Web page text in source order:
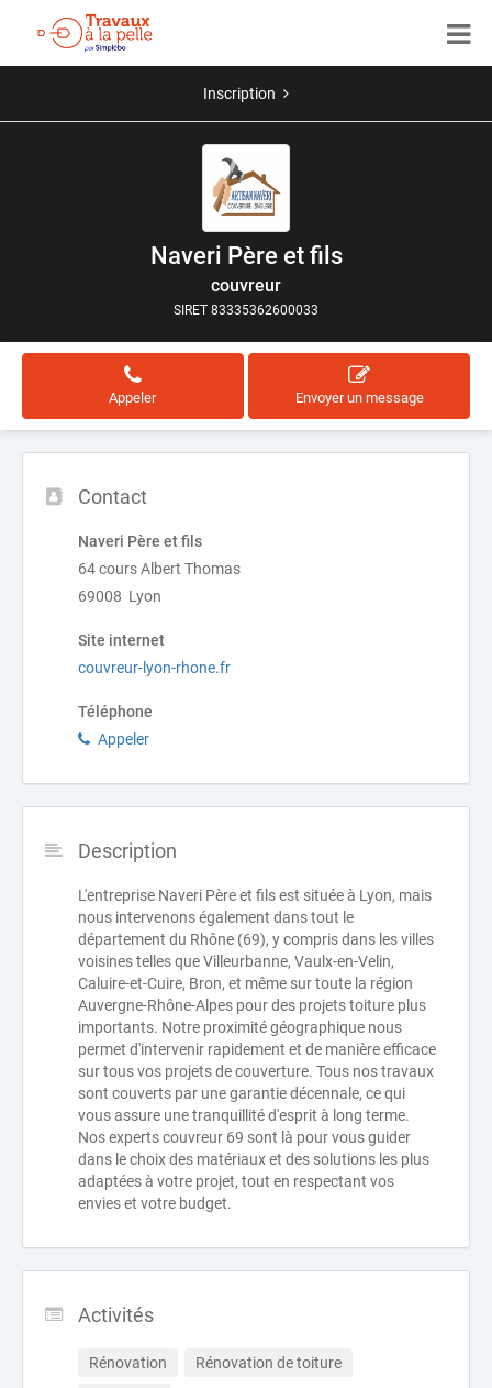
Inscription
Naveri Père et fils
couvreur
SIRET 83335362600033
Appeler Envoyer un message
Contact
Naveri Père et fils
64 cours Albert Thomas
69008 Lyon
Site internet
couvreur-lyon-rhone.fr
Téléphone
Appeler
Description
L'entreprise Naveri Père et fils est située à Lyon, mais
nous intervenons également dans tout le
département du Rhône (69), y compris dans les villes
voisines telles que Villeurbanne, Vaulx-en-Velin,
Caluire-et-Cuire, Bron, et même sur toute la région
Auvergne-Rhône-Alpes pour des projets toiture plus
importants. Notre proximité géographique nous
permet d'intervenir rapidement et de manière efficace
sur tous vos projets de couverture. Tous nos travaux
sont couverts par une garantie décennale, ce qui
vous assure une tranquillité d'esprit à long terme.
Nos experts couvreur 69 sont là pour vous guider
dans le choix des matériaux et des solutions les plus
adaptées à votre projet, tout en respectant vos
envies et votre budget.
Activités
Rénovation
Rénovation de toiture